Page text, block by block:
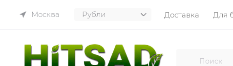
Москва Доставка Для